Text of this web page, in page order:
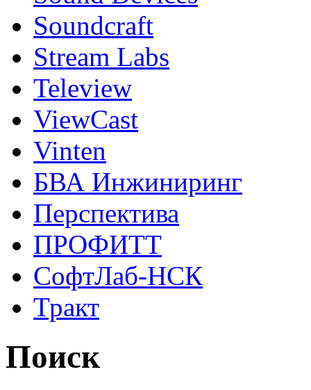
Soundcraft
Stream Labs
Teleview
ViewCast
Vinten
БВА Инжиниринг
Перспектива
ПРОФИТТ
СофтЛаб-НСК
Тракт
Поиск